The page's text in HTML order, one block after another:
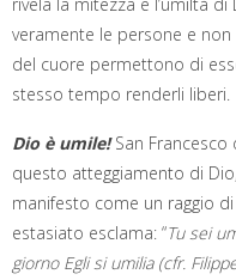
veramente le persone e non
del cuore permettono di
stesso tempo renderli liberi.
Dio è umile!San Francesco
questo atteggiamento di
manifesto come un raggio di
estasiato esclama: “Tu sei
giorno Egli si umilia (cfr.